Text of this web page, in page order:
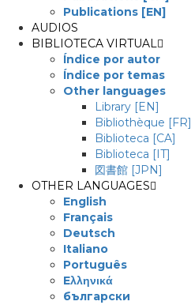
Publications [EN]
AUDIOS
BIBLIOTECA VIRTUAL
Índice por autor
Índice por temas
Other languages
Library [EN]
Bibliothèque [FR]
Biblioteca [CA]
Biblioteca [IT]
図書館 [JPN]
OTHER LANGUAGES
English
Français
Deutsch
Italiano
Português
Eλληνικά
български